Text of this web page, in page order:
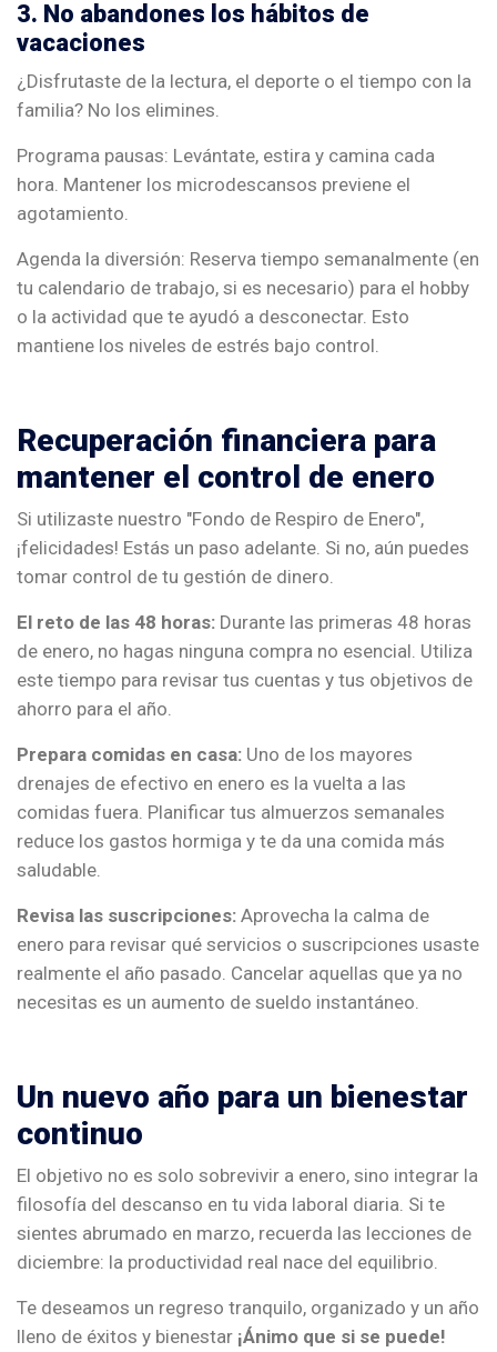
3. No abandones los hábitos de
vacaciones
¿Disfrutaste de la lectura, el deporte o el tiempo con la
familia? No los elimines.
Programa pausas: Levántate, estira y camina cada
hora. Mantener los microdescansos previene el
agotamiento.
Agenda la diversión: Reserva tiempo semanalmente (en
tu calendario de trabajo, si es necesario) para el hobby
o la actividad que te ayudó a desconectar. Esto
mantiene los niveles de estrés bajo control.
Recuperación financiera para
mantener el control de enero
Si utilizaste nuestro "Fondo de Respiro de Enero",
¡felicidades! Estás un paso adelante. Si no, aún puedes
tomar control de tu gestión de dinero.
El reto de las 48 horas: Durante las primeras 48 horas
de enero, no hagas ninguna compra no esencial. Utiliza
este tiempo para revisar tus cuentas y tus objetivos de
ahorro para el año.
Prepara comidas en casa: Uno de los mayores
drenajes de efectivo en enero es la vuelta a las
comidas fuera. Planificar tus almuerzos semanales
reduce los gastos hormiga y te da una comida más
saludable.
Revisa las suscripciones: Aprovecha la calma de
enero para revisar qué servicios o suscripciones usaste
realmente el año pasado. Cancelar aquellas que ya no
necesitas es un aumento de sueldo instantáneo.
Un nuevo año para un bienestar
continuo
El objetivo no es solo sobrevivir a enero, sino integrar la
filosofía del descanso en tu vida laboral diaria. Si te
sientes abrumado en marzo, recuerda las lecciones de
diciembre: la productividad real nace del equilibrio.
Te deseamos un regreso tranquilo, organizado y un año
lleno de éxitos y bienestar ¡Ánimo que si se puede!